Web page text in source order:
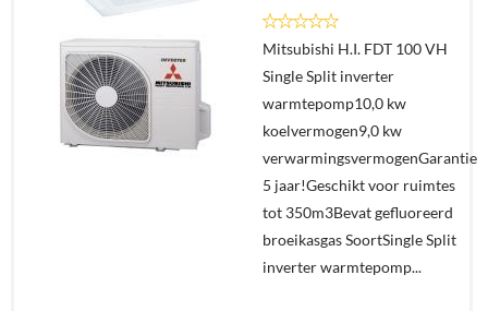
aanvragen?
winkelmand
Mitsubishi H.I. FDT 100 VH
Single Split inverter
warmtepomp10,0 kw
koelvermogen9,0 kw
verwarmingsvermogenGarantie
5 jaar!Geschikt voor ruimtes
tot 350m3Bevat gefluoreerd
broeikasgas SoortSingle Split
inverter warmtepomp...